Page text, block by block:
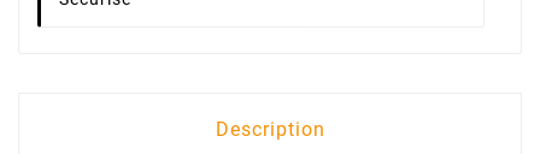
Description